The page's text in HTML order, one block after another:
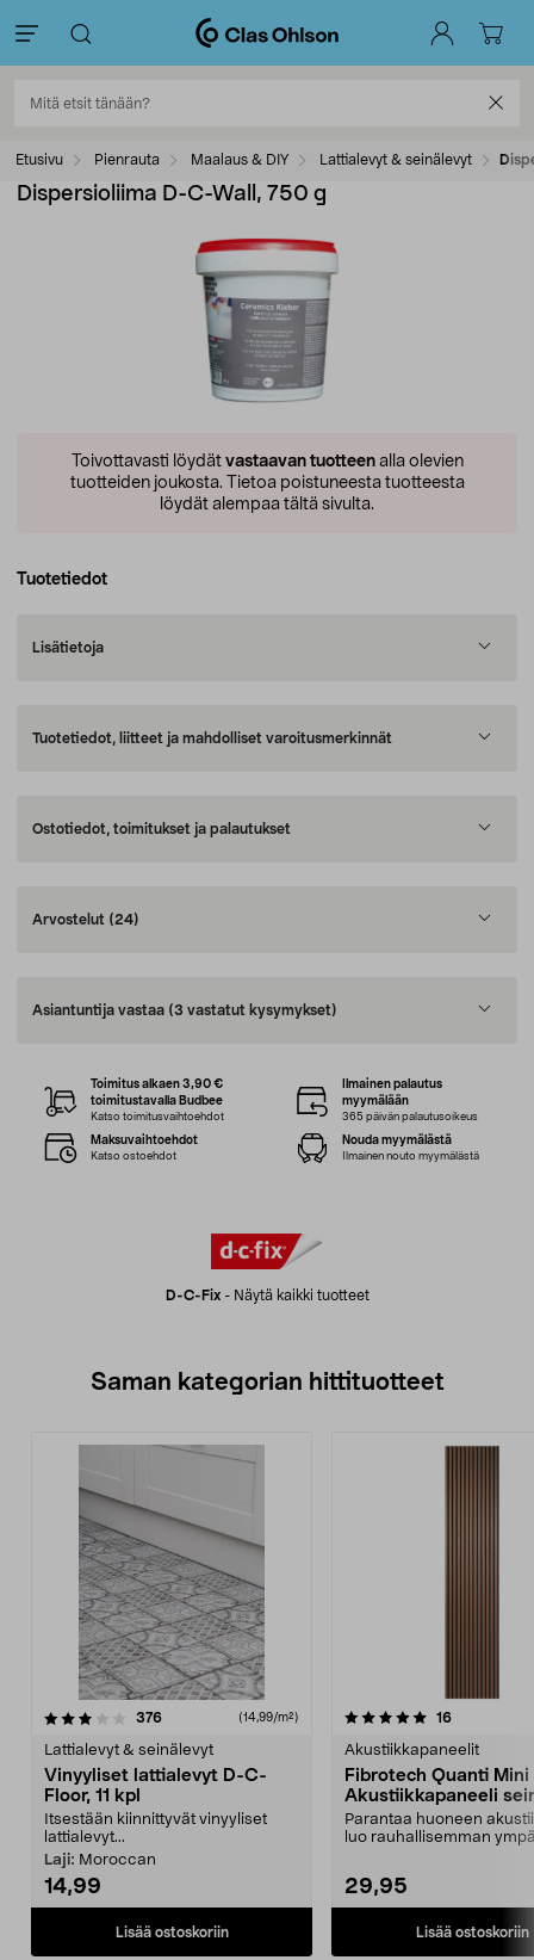
Etusivu Pienrauta Maalaus & DIY Lattialevyt & seinälevyt
Dispersioliima D-C-Wall, 750 g
Toivottavasti löydät vastaavan tuotteenalla olevien
tuotteiden joukosta. Tietoa poistuneesta tuotteesta
löydät alempaa tältä sivulta.
Tuotetiedot
Lisätietoja
Tuotetiedot, liitteet ja mahdolliset varoitusmerkinnät
Ostotiedot, toimitukset ja palautukset
Arvostelut (24)
Asiantuntija vastaa (3 vastatut kysymykset)
D-C-Fix- Näytä kaikki tuotteet
Toimitus alkaen 3,90 €
toimitustavalla Budbee
Katso toimitusvaihtoehdot
Ilmainen palautus
myymälään
365 päivän palautusoikeus
Maksuvaihtoehdot
Katso ostoehdot
Nouda myymälästä
Ilmainen nouto myymälästä
Saman kategorian hittituotteet
376arvostelut (14,99/m²)
Lattialevyt & seinälevyt
Vinyyliset lattialevyt D-C-
Floor, 11 kpl
Itsestään kiinnittyvät vinyyliset
lattialevyt...
Laji: Moroccan
14,99
Lisää ostoskoriin
5.0 viidestä
16arvostelut
Akustiikkapaneelit
Fibrotech Quanti Mini
Akustiikkapaneeli
kattoon, 2 kpl
Parantaa huoneen
luo rauhallisemman
29,95
Lisää ostoskoriin
3.5 viidestä